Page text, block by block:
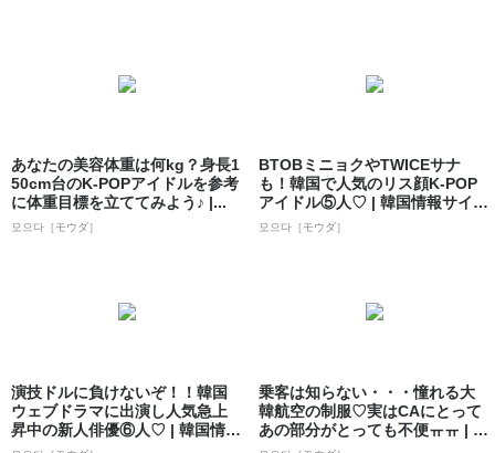
あなたの美容体重は何kg？身長1
50cm台のK-POPアイドルを参考
に体重目標を立ててみよう♪ |...
모으다［モウダ］
BTOBミニョクやTWICEサナ
も！韓国で人気のリス顔K-POP
アイドル⑤人♡ | 韓国情報サイ
ト...
모으다［モウダ］
演技ドルに負けないぞ！！韓国
ウェブドラマに出演し人気急上
昇中の新人俳優⑥人♡ | 韓国情報
サイト ...
乗客は知らない・・・憧れる大
韓航空の制服♡実はCAにとって
あの部分がとっても不便ㅠㅠ | 韓
国情報...